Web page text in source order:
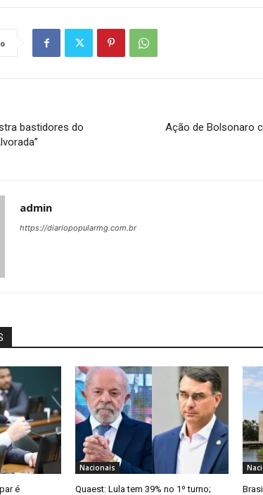
bastidores do
Ação de Bolsonaro
admin
https://diariopopularmg.com.br
é
Nacionais
Quaest: Lula tem 39% no 1º turno;